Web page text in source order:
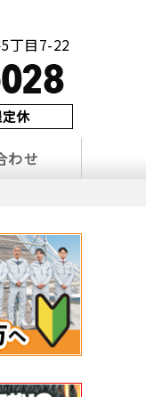
丁目7-22
休
わせ